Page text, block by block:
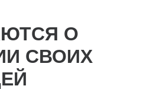
О
СВОИХ